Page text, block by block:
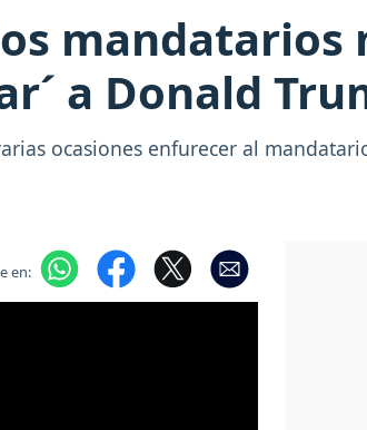
mandatarios
a Donald
ocasiones enfurecer al
en: